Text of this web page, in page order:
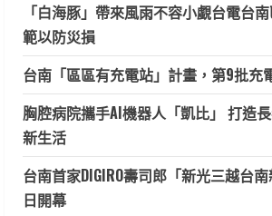
「白海豚」帶來風雨不容小覷台電台
範以防災損
台南「區區有充電站」計畫，第9批充
胸腔病院攜手AI機器人「凱比」 打造長
新生活
台南首家DIGIRO壽司郎「新光三越台
日開幕